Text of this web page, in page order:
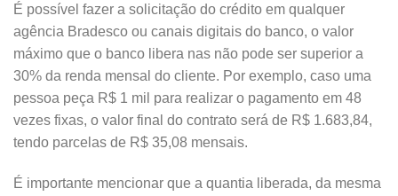
É possível fazer a solicitação do crédito em qualquer
agência Bradesco ou canais digitais do banco, o valor
máximo que o banco libera nas não pode ser superior a
30% da renda mensal do cliente. Por exemplo, caso uma
pessoa peça R$ 1 mil para realizar o pagamento em 48
vezes fixas, o valor final do contrato será de R$ 1.683,84,
tendo parcelas de R$ 35,08 mensais.
É importante mencionar que a quantia liberada, da mesma